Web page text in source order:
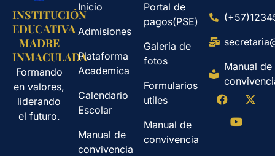
INSTITUCIÓN
EDUCATIVA
MADRE
INMACULADA
Formando
en valores,
liderando
el futuro.
Inicio
Admisiones
Plataforma
Academica
Calendario
Escolar
Manual de
convivencia
Portal de
pagos(PSE)
Galeria de
fotos
Formularios
utiles
Manual de
convivencia
Manual de